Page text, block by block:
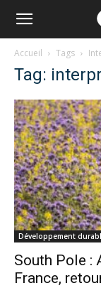
Accueil Tags
Tag:
Développement
South Pole :
France,